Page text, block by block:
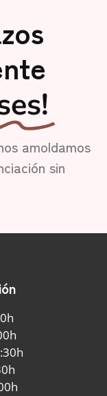
amoldamos
sin